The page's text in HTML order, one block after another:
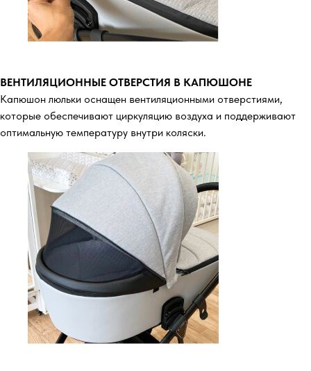
ВЕНТИЛЯЦИОННЫЕ ОТВЕРСТИЯ В КАПЮШОНЕ
Капюшон люльки оснащен вентиляционными отверстиями,
которые обеспечивают циркуляцию воздуха и поддерживают
оптимальную температуру внутри коляски.